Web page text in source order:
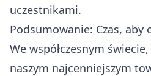
uczestnikami.
Podsumowanie: Czas, aby
We współczesnym
naszym najcenniejszym